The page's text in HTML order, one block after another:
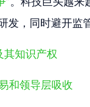
，同时避开监
知识产权
和领导层吸收